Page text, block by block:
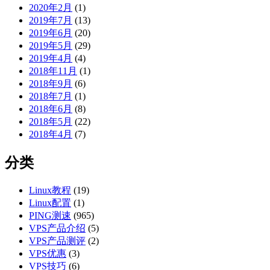
2020年2月 (1)
2019年7月 (13)
2019年6月 (20)
2019年5月 (29)
2019年4月 (4)
2018年11月 (1)
2018年9月 (6)
2018年7月 (1)
2018年6月 (8)
2018年5月 (22)
2018年4月 (7)
分类
Linux教程 (19)
Linux配置 (1)
PING测速 (965)
VPS产品介绍 (5)
VPS产品测评 (2)
VPS优惠 (3)
VPS技巧 (6)